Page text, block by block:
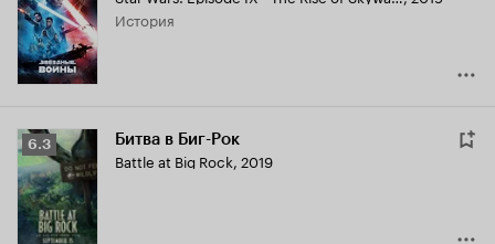
6.1
история
Рейтинг
Кинопоиска
6.3
6.3 Битва в Биг-Рок
Battle at Big Rock, 2019